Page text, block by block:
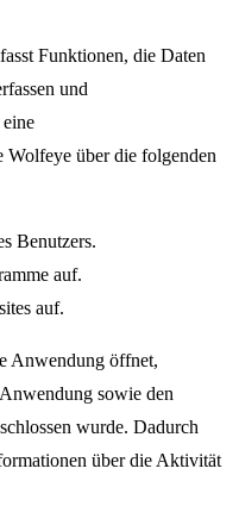
Funktionen, die Daten
und
über die folgenden
Benutzers.
auf.
auf.
Anwendung öffnet,
sowie den
wurde. Dadurch
über die Aktivität